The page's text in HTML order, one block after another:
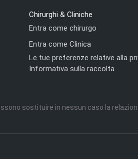
Chirurghi & Cliniche
Entra come chirurgo
Entra come Clinica
Le tue preferenze relative alla
Informativa sulla raccolta
sostituire in nessun caso la